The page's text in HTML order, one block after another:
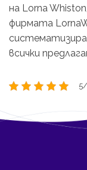
на Lorna
фирмата
всички
5/